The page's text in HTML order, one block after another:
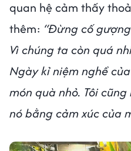
quan hệ cảm thấy
thêm: “Đừng cố
Vì chúng ta còn quá
Ngày kỉ niệm nghề
món quà nhỏ. Tôi
nó bằng cảm xúc của